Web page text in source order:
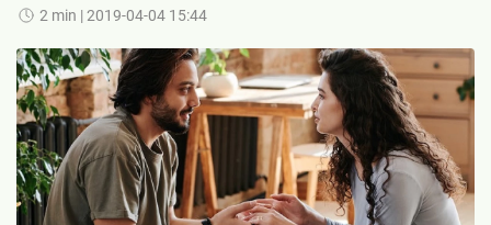
2 min | 2019-04-04 15:44